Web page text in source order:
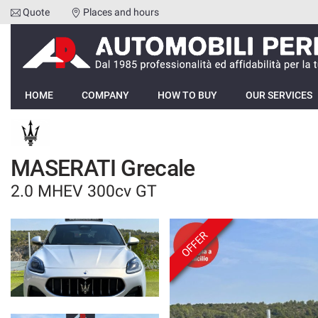
HOME
COMPANY
HOW TO BUY
OUR SERVICES
FEEDBACKS
VEHICLES LIST
Quote Places and hours
HOME COMPANY HOW TO BUY OUR SERVICES
MASERATI Grecale
2.0 MHEV 300cv GT
OFFER
Your
consent
preferences
following
panel
allows
you
express
consent
the
tracking
technologies
we
adopt